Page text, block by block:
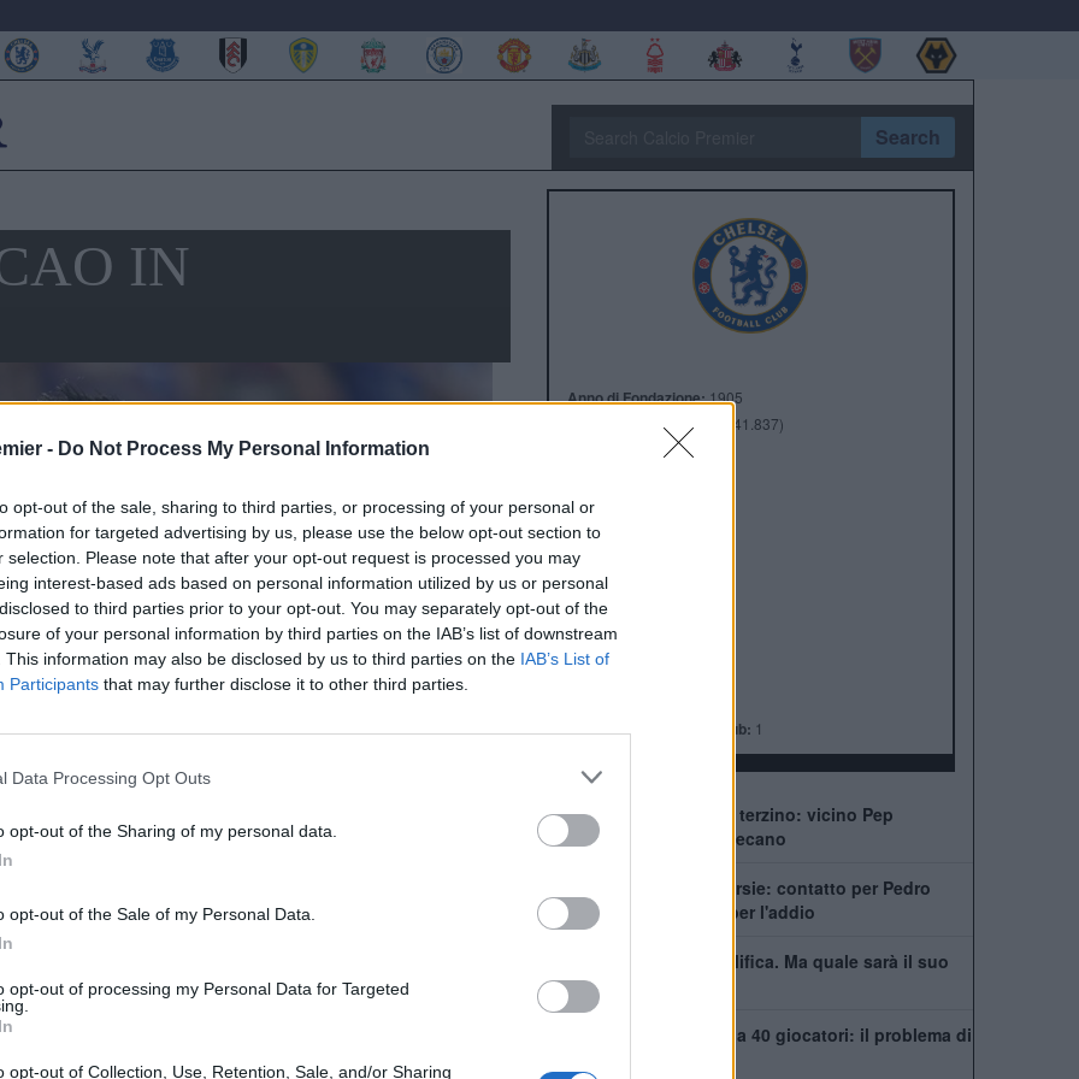
- Do Not Process My Personal Information
opt-out of the sale, sharing to third parties, or processing of your personal or
for targeted advertising by us, please use the below opt-out section to
selection. Please note that after your opt-out request is processed you may
interest-based ads based on personal information utilized by us or personal
to third parties prior to your opt-out. You may separately opt-out of the
of your personal information by third parties on the IAB’s list of downstream
This information may also be disclosed by us to third parties on the IAB’s List of
Participants that may further disclose it to other third parties.
Data Processing Opt Outs
opt-out of the Sharing of my personal data.
opt-out of the Sale of my Personal Data.
opt-out of processing my Personal Data for Targeted
opt-out of Collection, Use, Retention, Sale, and/or Sharing
Search
IN
dalMonaco, ha deluso le aspettative e potrebbe partire a
Anno di Fondazione:1905
Stamford Bridge (41.837)
Manager:
ALBO D'ORO
Premier League:
FA Cup:
FA Community Shield:
Coppa del Mondo per Club: 1
Chelsea, ecco il nuovo terzino: vicino Pep
Chavarría dal Rayo Vallecano
City scatenato sulle corsie: contatto per Pedro
Neto, Savinho spinge per l'addio
Mudryk, stop alla squalifica. Ma quale sarà il suo
futuro al Chelsea?
Chelsea, rosa infinita da 40 giocatori: il problema di